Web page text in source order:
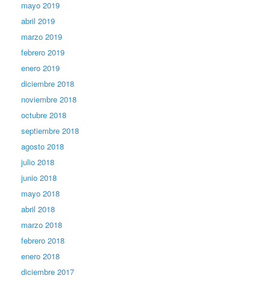
mayo 2019
abril 2019
marzo 2019
febrero 2019
enero 2019
diciembre 2018
noviembre 2018
octubre 2018
septiembre 2018
agosto 2018
julio 2018
junio 2018
mayo 2018
abril 2018
marzo 2018
febrero 2018
enero 2018
diciembre 2017